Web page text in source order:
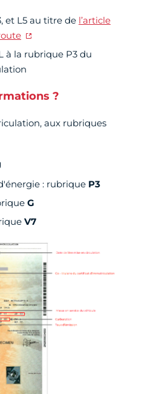
et L5 au titre de l’article
à la rubrique P3 du
?
aux rubriques
: rubrique P3
G
V7